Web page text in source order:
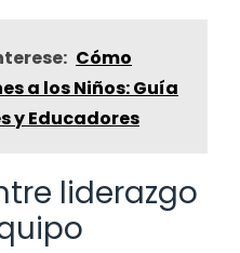
Cómo
a los Niños: Guía
y Educadores
liderazgo